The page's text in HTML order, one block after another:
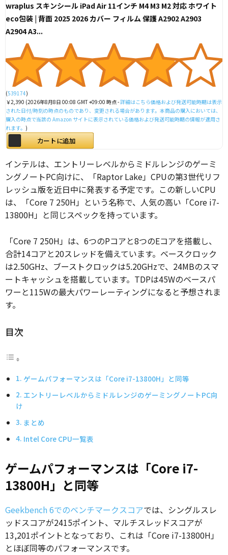
wraplus スキンシール iPad Air 11インチ M4 M3 M2 対応 ホワイト
eco包装 | 背面 2025 2026 カバー フィルム 保護 A2902 A2903
A2904 A3...
(539174)
￥2,390 (2026年8月8日 00:08 GMT +09:00 時点 -詳細はこちら価格および発送可能時期は表示
された日付/時刻の時点のものであり、変更される場合があります。本商品の購入においては、
購入の時点で当該の Amazon サイトに表示されている価格および発送可能時期の情報が適用さ
れます。 )
カートに追加
インテルは、エントリーレベルからミドルレンジのゲーミ
ングノートPC向けに、「Raptor Lake」CPUの第3世代リフ
レッシュ版を近日中に発表する予定です。この新しいCPU
は、「Core 7 250H」という名称で、人気の高い「Core i7-
13800H」と同じスペックを持っています。
「Core 7 250H」は、6つのPコアと8つのEコアを搭載し、
合計14コアと20スレッドを備えています。ベースクロック
は2.50GHz、ブーストクロックは5.20GHzで、24MBのスマ
ートキャッシュを搭載しています。TDPは45Wのベースパ
ワーと115Wの最大パワーレーティングになると予想されま
す。
目次
ゲームパフォーマンスは「Core i7-13800H」と同等
エントリーレベルからミドルレンジのゲーミングノートPC向
け
まとめ
Intel Core CPU一覧表
ゲームパフォーマンスは「Core i7-
13800H」と同等
Geekbench 6でのベンチマークスコアでは、シングルスレ
ッドスコアが2415ポイント、マルチスレッドスコアが
13,201ポイントとなっており、これは「Core i7-13800H」
とほぼ同等のパフォーマンスです。